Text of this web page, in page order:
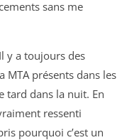
sans me
y a toujours des
MTA présents dans les
tard dans la nuit. En
ressenti
pourquoi c’est un